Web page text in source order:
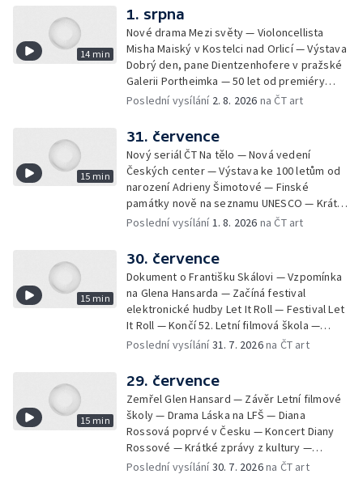
14 min
1. srpna
Nové drama Mezi světy — Violoncellista
Misha Maiský v Kostelci nad Orlicí — Výstava
Dobrý den, pane Dientzenhofere v pražské
Galerii Portheimka — 50 let od premiéry
filmu Na samotě u lesa — Krátké zprávy z
Mercury
Poslední vysílání 2. 8. 2026 na ČT art
15 min
31. července
Nový seriál ČT Na tělo — Nová vedení
Českých center — Výstava ke 100 letům od
narození Adrieny Šimotové — Finské
památky nově na seznamu UNESCO — Krátké
zprávy z kultury — Začíná Jiráskův Hronov —
Poslední vysílání1. 8. 2026 na ČT art
15 min
30. července
Dokument o Františku Skálovi — Vzpomínka
na Glena Hansarda — Začíná festival
elektronické hudby Let It Roll — Festival Let
It Roll — Končí 52. Letní filmová škola —
Krátké zprávy z kultury — Rekonstrukce
Poslední vysílání31. 7. 2026na ČT art
15 min
29. července
Zemřel Glen Hansard — Závěr Letní filmové
školy — Drama Láska na LFŠ — Diana
Rossová poprvé v Česku — Koncert Diany
Rossové — Krátké zprávy z kultury —
Výstavy o proměnách Prahy — Zahajení
Poslední vysílání30. 7. 2026na ČT art